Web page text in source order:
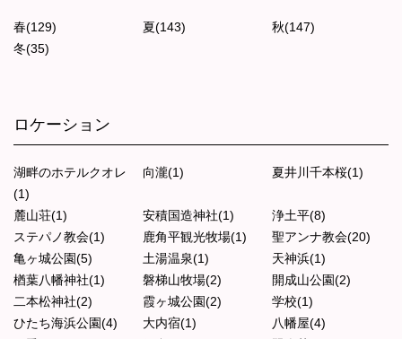
春(129) 夏(143)
秋(147)
冬(35)
ロケーション
湖畔のホテルクオレ
(1)
向瀧(1) 夏井川千本桜(1)
麓山荘(1) 安積国造神社(1)
浄土平(8)
ステパノ教会(1)
鹿角平観光牧場(1)
聖アンナ教会(20)
亀ヶ城公園(5)
土湯温泉(1)
天神浜(1)
楢葉八幡神社(1)
磐梯山牧場(2)
開成山公園(2)
二本松神社(2)
霞ヶ城公園(2)
学校(1)
ひたち海浜公園(4)
大内宿(1)
八幡屋(4)